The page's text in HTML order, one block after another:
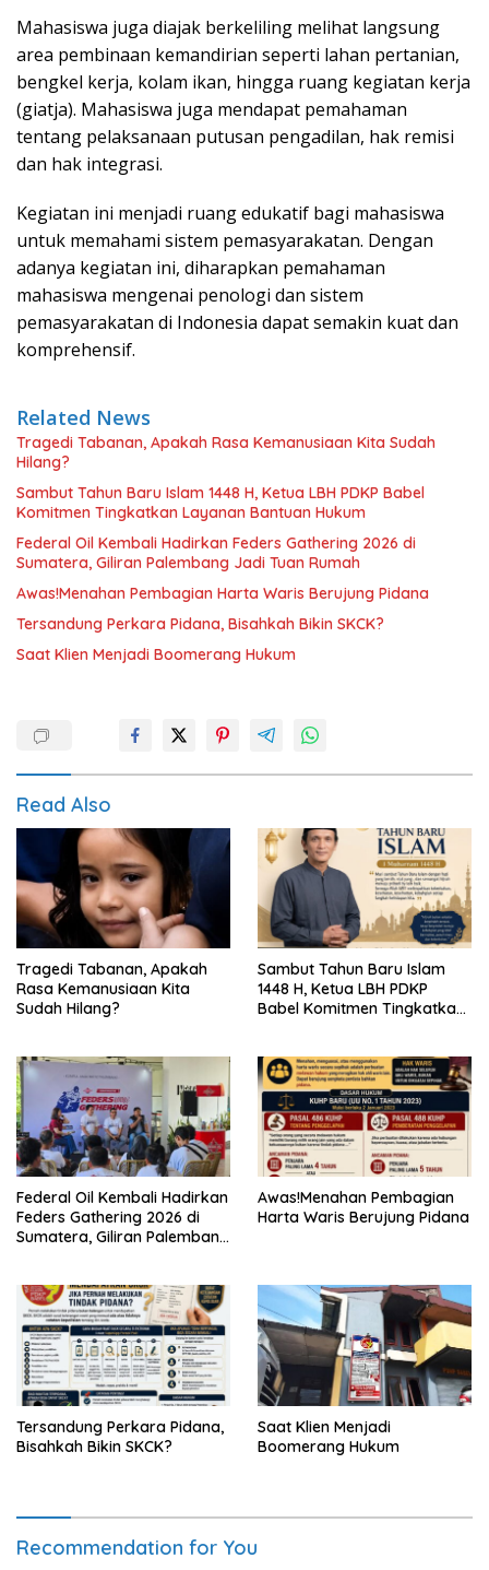
Mahasiswa juga diajak berkeliling melihat langsung
area pembinaan kemandirian seperti lahan pertanian,
bengkel kerja, kolam ikan, hingga ruang kegiatan kerja
(giatja). Mahasiswa juga mendapat pemahaman
tentang pelaksanaan putusan pengadilan, hak remisi
dan hak integrasi.
Kegiatan ini menjadi ruang edukatif bagi mahasiswa
untuk memahami sistem pemasyarakatan. Dengan
adanya kegiatan ini, diharapkan pemahaman
mahasiswa mengenai penologi dan sistem
pemasyarakatan di Indonesia dapat semakin kuat dan
komprehensif.
Related News
Tragedi Tabanan, Apakah Rasa Kemanusiaan Kita Sudah
Hilang?
Sambut Tahun Baru Islam 1448 H, Ketua LBH PDKP Babel
Komitmen Tingkatkan Layanan Bantuan Hukum
Federal Oil Kembali Hadirkan Feders Gathering 2026 di
Sumatera, Giliran Palembang Jadi Tuan Rumah
Awas!Menahan Pembagian Harta Waris Berujung Pidana
Tersandung Perkara Pidana, Bisahkah Bikin SKCK?
Saat Klien Menjadi Boomerang Hukum
Read Also
Tragedi Tabanan, Apakah
Rasa Kemanusiaan Kita
Sudah Hilang?
Sambut Tahun Baru Islam
1448 H, Ketua LBH PDKP
Babel Komitmen Tingkatkan
Federal Oil Kembali Hadirkan
Feders Gathering 2026 di
Sumatera, Giliran Palembang
Awas!Menahan Pembagian
Harta Waris Berujung Pidana
Tersandung Perkara Pidana,
Bisahkah Bikin SKCK?
Saat Klien Menjadi
Boomerang Hukum
Recommendation for You